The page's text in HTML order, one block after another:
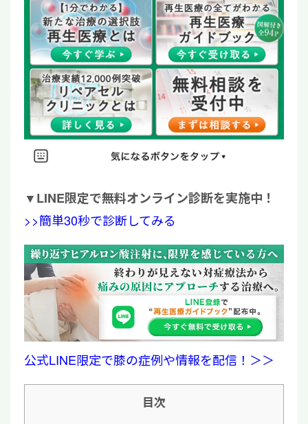
▼LINE限定で無料オンライン診断を実施中！
>>簡単30秒で診断してみる
公式LINE限定で膝の症例や情報を配信！＞＞
目次